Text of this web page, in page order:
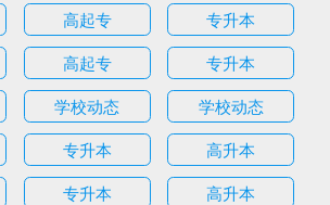
高起专
专升本
高起专
专升本
学校动态
学校动态
专升本
高升本
专升本
高升本